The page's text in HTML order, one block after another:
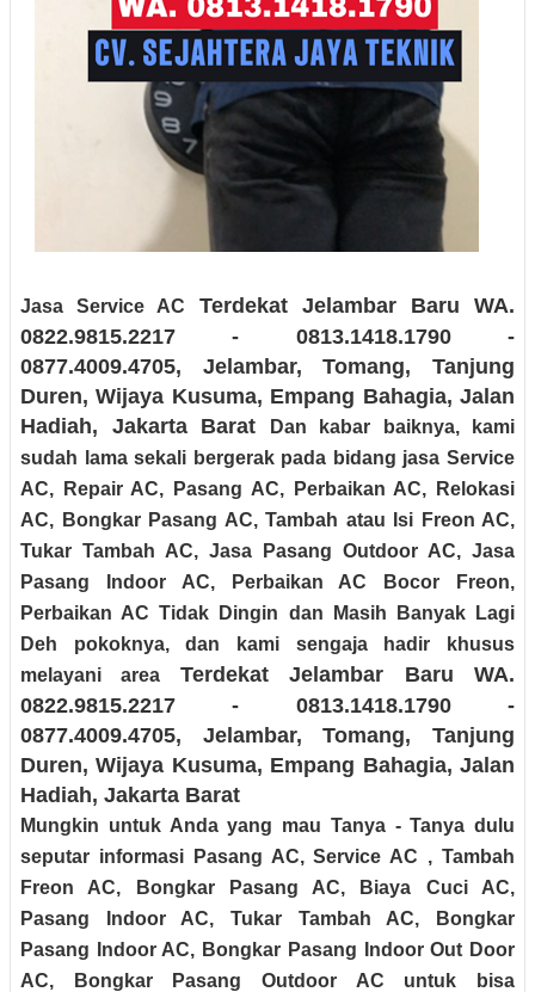
Jasa Service AC Terdekat Jelambar Baru WA.
0822.9815.2217 - 0813.1418.1790 -
0877.4009.4705, Jelambar, Tomang, Tanjung
Duren, Wijaya Kusuma, Empang Bahagia, Jalan
Hadiah, Jakarta Barat
Dan kabar baiknya, kami
sudah lama sekali bergerak pada bidang jasa Service
AC, Repair AC, Pasang AC, Perbaikan AC, Relokasi
AC, Bongkar Pasang AC, Tambah atau Isi Freon AC,
Tukar Tambah AC, Jasa Pasang Outdoor AC, Jasa
Pasang Indoor AC, Perbaikan AC Bocor Freon,
Perbaikan AC Tidak Dingin dan Masih Banyak Lagi
Deh pokoknya, dan kami sengaja hadir khusus
melayani area Terdekat Jelambar BaruWA.
0822.9815.2217 - 0813.1418.1790 -
0877.4009.4705, Jelambar, Tomang, Tanjung
Duren, Wijaya Kusuma, Empang Bahagia, Jalan
Hadiah, Jakarta Barat
Mungkin untuk Anda yang mau Tanya - Tanya dulu
seputar informasi Pasang AC, Service AC , Tambah
Freon AC, Bongkar Pasang AC, Biaya Cuci AC,
Pasang Indoor AC, Tukar Tambah AC, Bongkar
Pasang Indoor AC, Bongkar Pasang Indoor Out Door
AC, Bongkar Pasang Outdoor AC untuk bisa